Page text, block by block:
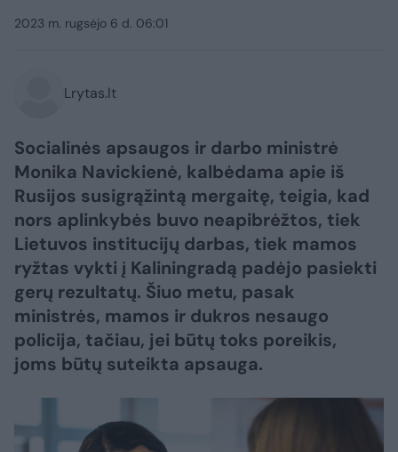
2023 m. rugsėjo 6 d. 06:01
Lrytas.lt
Socialinės apsaugos ir darbo ministrė
Monika Navickienė, kalbėdama apie iš
Rusijos susigrąžintą mergaitę, teigia, kad
nors aplinkybės buvo neapibrėžtos, tiek
Lietuvos institucijų darbas, tiek mamos
ryžtas vykti į Kaliningradą padėjo pasiekti
gerų rezultatų. Šiuo metu, pasak
ministrės, mamos ir dukros nesaugo
policija, tačiau, jei būtų toks poreikis,
joms būtų suteikta apsauga.